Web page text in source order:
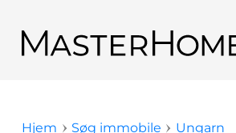
Tilbage til søge resultat
Hjem Søg immobile Ungarn